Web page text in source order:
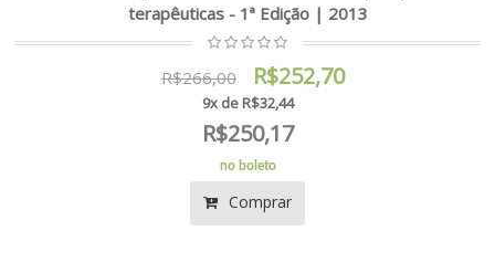
terapêuticas - 1ª Edição | 2013
R$266,00 R$252,70
9x de R$32,44
R$250,17
no boleto
Comprar